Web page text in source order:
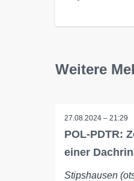
Weitere
27.08.2024 – 21:29
POL-PDTR:
einer
Stipshausen